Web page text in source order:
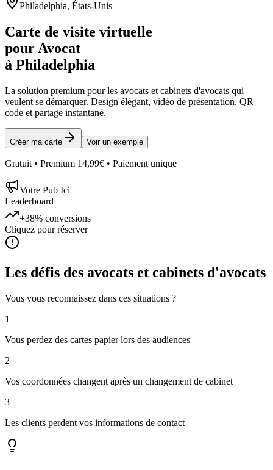
Philadelphia, États-Unis
Carte de visite virtuelle
pour Avocat
à Philadelphia
La solution premium pour les avocats et cabinets d'avocats qui
veulent se démarquer. Design élégant, vidéo de présentation, QR
code et partage instantané.
Créer ma carte Voir un exemple
Gratuit • Premium 14,99€ • Paiement unique
Votre Pub Ici
Leaderboard
+38% conversions
Cliquez pour réserver
Les défis des avocats et cabinets d'avocats
Vous vous reconnaissez dans ces situations ?
1
Vous perdez des cartes papier lors des audiences
2
Vos coordonnées changent après un changement de cabinet
3
Les clients perdent vos informations de contact